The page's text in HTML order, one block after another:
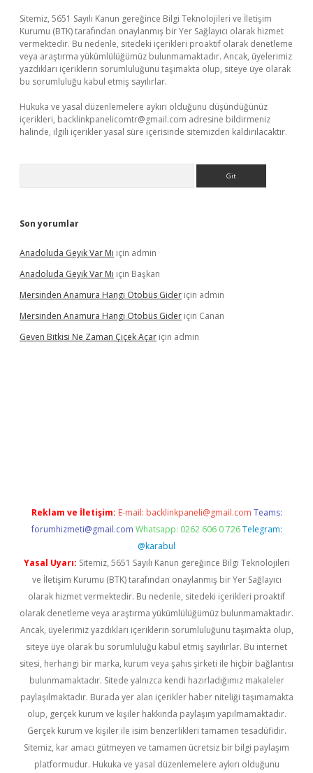
Sitemiz, 5651 Sayılı Kanun gereğince Bilgi Teknolojileri ve İletişim
Kurumu (BTK) tarafından onaylanmış bir Yer Sağlayıcı olarak hizmet
vermektedir. Bu nedenle, sitedeki içerikleri proaktif olarak denetleme
veya araştırma yükümlülüğümüz bulunmamaktadır. Ancak, üyelerimiz
yazdıkları içeriklerin sorumluluğunu taşımakta olup, siteye üye olarak
bu sorumluluğu kabul etmiş sayılırlar.
Hukuka ve yasal düzenlemelere aykırı olduğunu düşündüğünüz
içerikleri, backlinkpanelicomtr@gmail.com adresine bildirmeniz
halinde, ilgili içerikler yasal süre içerisinde sitemizden kaldırılacaktır.
Son yorumlar
Anadoluda Geyik Var Mı için admin
Anadoluda Geyik Var Mı için Başkan
Mersinden Anamura Hangi Otobüs Gider için admin
Mersinden Anamura Hangi Otobüs Gider için Canan
Geven Bitkisi Ne Zaman Çiçek Açar için admin
Reklam ve İletişim: E-mail: backlinkpaneli@gmail.com Teams:
forumhizmeti@gmail.com Whatsapp: 0262 606 0 726 Telegram:
@karabul
Yasal Uyarı: Sitemiz, 5651 Sayılı Kanun gereğince Bilgi Teknolojileri
ve İletişim Kurumu (BTK) tarafından onaylanmış bir Yer Sağlayıcı
olarak hizmet vermektedir. Bu nedenle, sitedeki içerikleri proaktif
olarak denetleme veya araştırma yükümlülüğümüz bulunmamaktadır.
Ancak, üyelerimiz yazdıkları içeriklerin sorumluluğunu taşımakta olup,
siteye üye olarak bu sorumluluğu kabul etmiş sayılırlar. Bu internet
sitesi, herhangi bir marka, kurum veya şahıs şirketi ile hiçbir bağlantısı
bulunmamaktadır. Sitede yalnızca kendi hazırladığımız makaleler
paylaşılmaktadır. Burada yer alan içerikler haber niteliği taşımamakta
olup, gerçek kurum ve kişiler hakkında paylaşım yapılmamaktadır.
Gerçek kurum ve kişiler ile isim benzerlikleri tamamen tesadüfidir.
Sitemiz, kar amacı gütmeyen ve tamamen ücretsiz bir bilgi paylaşım
platformudur. Hukuka ve yasal düzenlemelere aykırı olduğunu